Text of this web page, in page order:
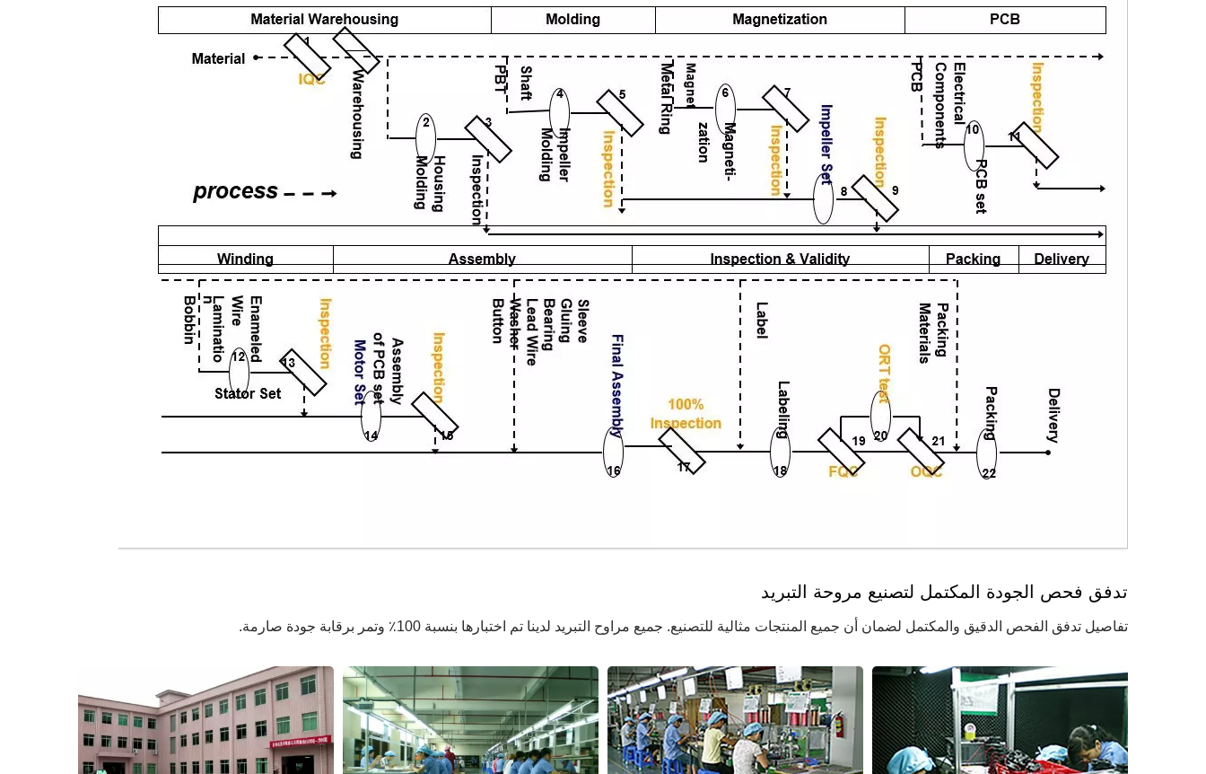
تدفق فحص الجودة المكتمل لتصنيع مروحة التبريد
تفاصيل تدفق الفحص الدقيق والمكتمل لضمان أن جميع المنتجات مثالية للتصنيع. جميع مراوح التبريد لدينا تم اختبارها بنسبة 100٪ وتمر برقابة جودة صارمة.